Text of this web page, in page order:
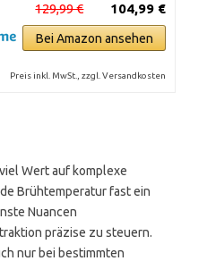
104,99 €
129,99 €
Bei Amazon ansehen
Preis inkl. MwSt., zzgl. Versandkosten
Wert auf komplexe
Brühtemperatur fast ein
Nuancen
präzise zu steuern.
nur bei bestimmten